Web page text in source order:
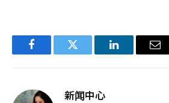
FacebookTwitter LinkedIn电
新闻中心